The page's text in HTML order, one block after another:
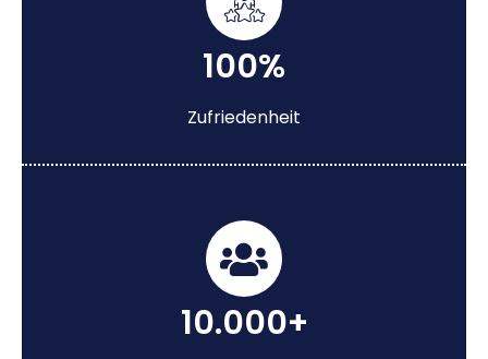
100%
Zufriedenheit
10.000+